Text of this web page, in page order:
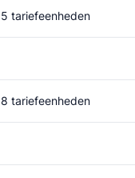
5 tariefeenheden
8 tariefeenheden